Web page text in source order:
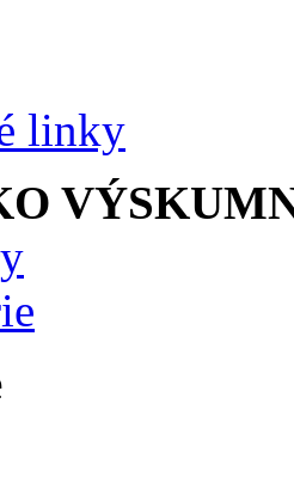
linky